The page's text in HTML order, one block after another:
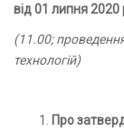
від 01 липня
(11.00;
технологій)
Про